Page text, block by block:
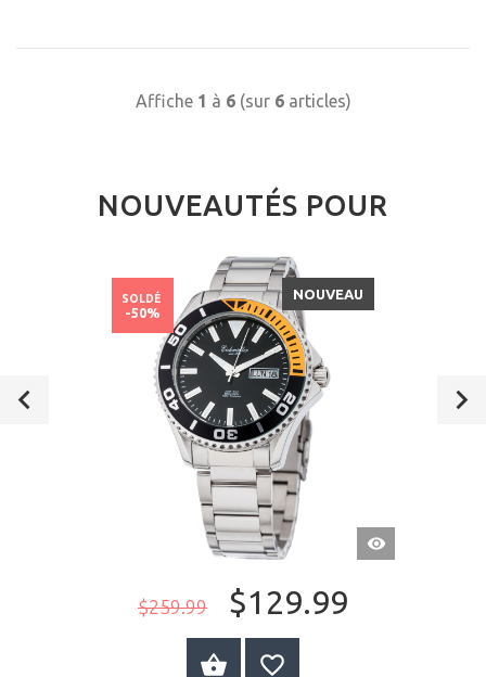
Affiche 1 à 6(sur 6articles)
NOUVEAUTÉS POUR
APERÇU
RAPIDE
NOUVEAU
$259.99 $129.99
SOLDÉ
-50%
AU PANIER